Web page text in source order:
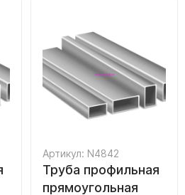
Артикул: N4842
Труба профильная
прямоугольная